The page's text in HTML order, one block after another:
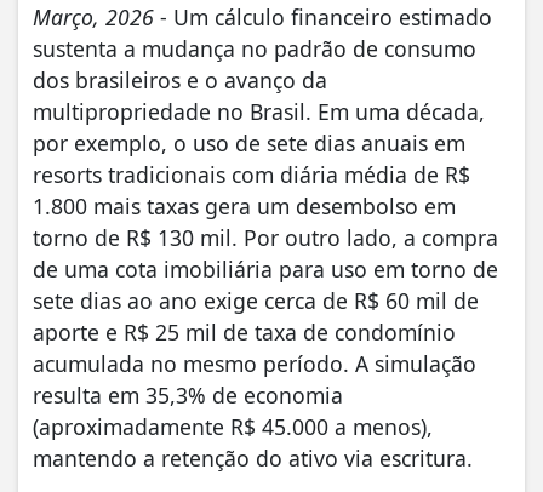
Março, 2026 - Um cálculo financeiro estimado
sustenta a mudança no padrão de consumo
dos brasileiros e o avanço da
multipropriedade no Brasil. Em uma década,
por exemplo, o uso de sete dias anuais em
resorts tradicionais com diária média de R$
1.800 mais taxas gera um desembolso em
torno de R$ 130 mil. Por outro lado, a compra
de uma cota imobiliária para uso em torno de
sete dias ao ano exige cerca de R$ 60 mil de
aporte e R$ 25 mil de taxa de condomínio
acumulada no mesmo período. A simulação
resulta em 35,3% de economia
(aproximadamente R$ 45.000 a menos),
mantendo a retenção do ativo via escritura.